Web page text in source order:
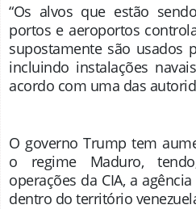
“Os alvos que estão
portos e aeroportos
supostamente são usados
incluindo instalações
acordo com uma das
O governo Trump tem
o regime Maduro,
operações da CIA, a
dentro do território